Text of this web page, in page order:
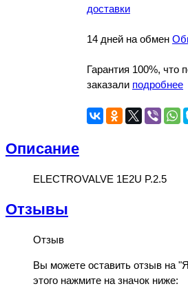
доставки
14 дней на обмен
Гарантия 100%, что
заказали подробнее
Описание
ELECTROVALVE 1E2U P.2.5
Отзывы
Отзыв
Вы можете оставить отзыв на
этого нажмите на значок ниже: